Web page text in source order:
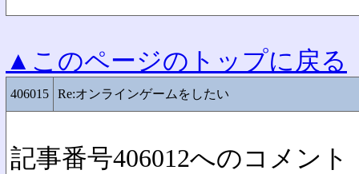
▲このページのトップに戻る
406015 Re:オンラインゲームをしたい
記事番号406012へのコメント